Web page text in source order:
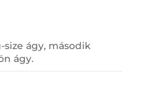
size ágy, második
ágy.